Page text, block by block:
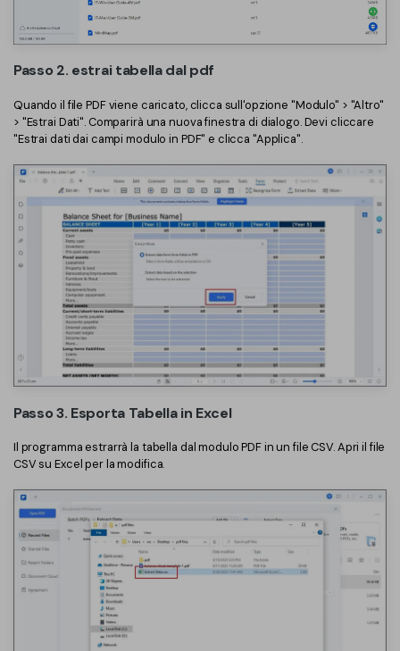
Passo 2. estrai tabella dal pdf
Quando il file PDF viene caricato, clicca sull'opzione "Modulo" > "Altro"
> "Estrai Dati". Comparirà una nuova finestra di dialogo. Devi cliccare
"Estrai dati dai campi modulo in PDF" e clicca "Applica".
Passo 3. Esporta Tabella in Excel
Il programma estrarrà la tabella dal modulo PDF in un file CSV. Apri il file
CSV su Excel per la modifica.